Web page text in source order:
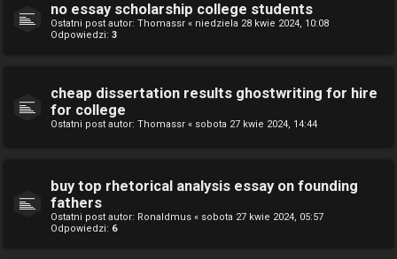
no essay scholarship college students
Ostatni post autor: Thomassr « niedziela 28 kwie 2024, 10:08
Odpowiedzi: 3
cheap dissertation results ghostwriting for hire
for college
Ostatni post autor: Thomassr « sobota 27 kwie 2024, 14:44
buy top rhetorical analysis essay on founding
fathers
Ostatni post autor: Ronaldmus « sobota 27 kwie 2024, 05:57
Odpowiedzi: 6